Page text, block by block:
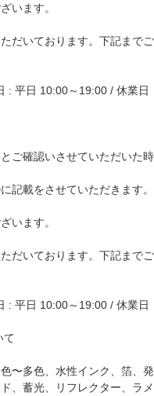
います。
だいております。下記までご
: 平日 10:00～19:00 / 休業日
ご確認いさせていただいた時
記載をさせていただきます。
います。
だいております。下記までご
: 平日 10:00～19:00 / 休業日
て
〜多色、水性インク、箔、発
、蓄光、リフレクター、ラメ